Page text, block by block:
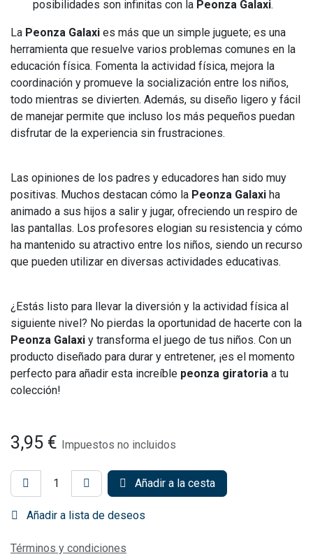
posibilidades son infinitas con la Peonza Galaxi.
La Peonza Galaxi es más que un simple juguete; es una
herramienta que resuelve varios problemas comunes en la
educación física. Fomenta la actividad física, mejora la
coordinación y promueve la socialización entre los niños,
todo mientras se divierten. Además, su diseño ligero y fácil
de manejar permite que incluso los más pequeños puedan
disfrutar de la experiencia sin frustraciones.
Las opiniones de los padres y educadores han sido muy
positivas. Muchos destacan cómo la Peonza Galaxi ha
animado a sus hijos a salir y jugar, ofreciendo un respiro de
las pantallas. Los profesores elogian su resistencia y cómo
ha mantenido su atractivo entre los niños, siendo un recurso
que pueden utilizar en diversas actividades educativas.
¿Estás listo para llevar la diversión y la actividad física al
siguiente nivel? No pierdas la oportunidad de hacerte con la
Peonza Galaxi y transforma el juego de tus niños. Con un
producto diseñado para durar y entretener, ¡es el momento
perfecto para añadir esta increíble peonza giratoria a tu
colección!
3,95 € Impuestos no incluidos
Añadir a la cesta
Añadir a lista de deseos
Términos y condiciones